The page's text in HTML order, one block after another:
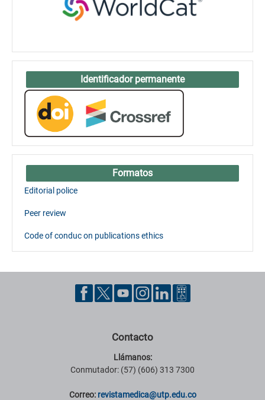
Identificador permanente
Formatos
Editorial police
Peer review
Code of conduc on publications ethics
Contacto
Llámanos:
Conmutador: (57) (606) 313 7300
Correo: revistamedica@utp.edu.co